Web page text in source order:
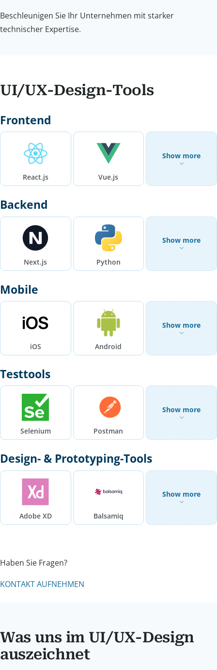
Beschleunigen Sie Ihr Unternehmen mit starker
technischer Expertise.
UI/UX-Design-Tools
Frontend
React.js Vue.js
Show more
Backend
Next.js Python
Show more
Mobile
iOS Android
Show more
Testtools
Selenium Postman
Show more
Design- & Prototyping-Tools
Adobe XD Balsamiq
Show more
Haben Sie Fragen?
KONTAKT AUFNEHMEN
Was uns im UI/UX-Design
auszeichnet